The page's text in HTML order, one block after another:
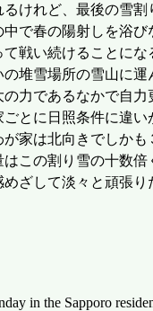
けれど、最後の雪割
で春の陽射しを浴
戦い続けることにな
堆雪場所の雪山に運
力であるなかで自
とに日照条件に違
家は北向きでしか
この割り雪の十数
ざして淡々と頑張り
in the Sapporo